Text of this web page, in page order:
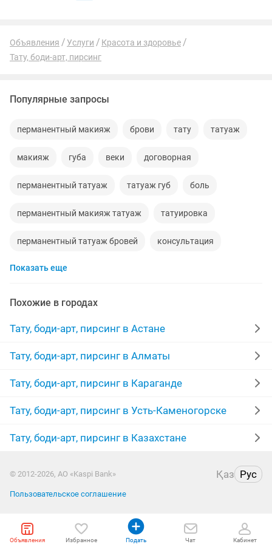
Объявления Услуги
Красота и здоровье
Тату, боди-арт, пирсинг
Популярные запросы
перманентный макияж брови тату татуаж
макияж губа веки договорная
перманентный татуаж татуаж губ боль
перманентный макияж татуаж татуировка
перманентный татуаж бровей консультация
техника
модели тату женщины коррекция бровей
модели для лазерный маникюр
запись лицо уши прокол носа
ищу моделей перманент бровей салон красоты
девушки девочки ламинирование
Показать еще
Похожие в городах
Тату, боди-арт, пирсинг в Астане
Тату, боди-арт, пирсинг в Алматы
Тату, боди-арт, пирсинг в Караганде
Тату, боди-арт, пирсинг в Усть-Каменогорске
Тату, боди-арт, пирсинг в Казахстане
© 2012-2026, АО «Kaspi Bank» Қаз Рус
Пользовательское соглашение
Объявления Избранное Подать Чат Кабинет